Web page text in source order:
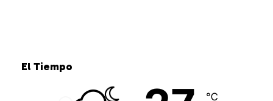
El Tiempo
℃